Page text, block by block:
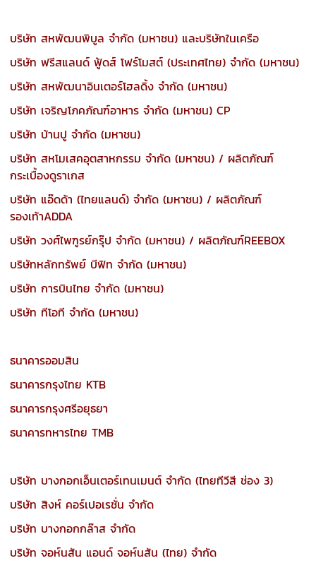
บริษัท สหพัฒนพิบูล จำกัด (มหาชน) และบริษัทในเครือ
บริษัท ฟรีสแลนด์ ฟู้ดส์ โฟร์โมสต์ (ประเทศไทย) จำกัด (มหาชน)
บริษัท สหพัฒนาอินเตอร์โฮลดิ้ง จำกัด (มหาชน)
บริษัท เจริญโภคภัณฑ์อาหาร จำกัด (มหาชน) CP
บริษัท บ้านปู จำกัด (มหาชน)
บริษัท สหโมเสคอุตสาหกรรม จำกัด (มหาชน) / ผลิตภัณฑ์
กระเบื้องดูราเกส
บริษัท แอ๊ดด้า (ไทยแลนด์) จำกัด (มหาชน) / ผลิตภัณฑ์
รองเท้าADDA
บริษัท วงศ์ไพฑูรย์กรุ๊ป จำกัด (มหาชน) / ผลิตภัณฑ์REEBOX
บริษัทหลักทรัพย์ บีฟิท จำกัด (มหาชน)
บริษัท การบินไทย จำกัด (มหาชน)
บริษัท ทีโอที จำกัด (มหาชน)
ธนาคารออมสิน
ธนาคารกรุงไทย KTB
ธนาคารกรุงศรีอยุธยา
ธนาคารทหารไทย TMB
บริษัท บางกอกเอ็นเตอร์เทนเมนต์ จำกัด (ไทยทีวีสี ช่อง 3)
บริษัท สิงห์ คอร์เปอเรชั่น จำกัด
บริษัท บางกอกกล๊าส จำกัด
บริษัท จอห์นสัน แอนด์ จอห์นสัน (ไทย) จำกัด